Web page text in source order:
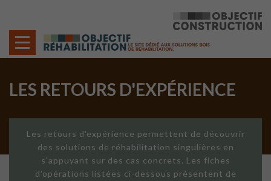
LES RETOURS D'EXPÉRIENCE
Les retours d'expérience permettent de découvrir
des solutions de réhabilitation singulières en
s'appuyant sur des cas concrets. Les fiches
d'opérations listées ci-dessous présentent de